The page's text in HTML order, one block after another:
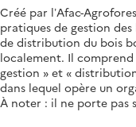
Créé par l’Afac-
pratiques de gestion
de distribution du bois
localement. Il
gestion » et «
dans lequel opère un
À noter : il ne porte pas